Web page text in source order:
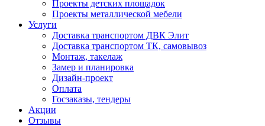
Проекты детских площадок
Проекты металлической мебели
Услуги
Доставка транспортом ДВК Элит
Доставка транспортом ТК, самовывоз
Монтаж, такелаж
Замер и планировка
Дизайн-проект
Оплата
Госзаказы, тендеры
Акции
Отзывы